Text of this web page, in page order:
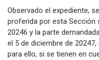
Observado el expediente,
proferida por esta Sección
20246 y la parte
el 5 de diciembre de
para ello, si se tienen en